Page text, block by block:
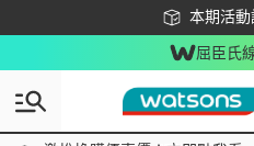
本期活
下載app
屈臣氏